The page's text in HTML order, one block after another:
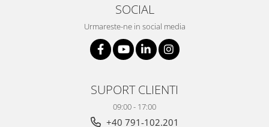
SOCIAL
Urmareste-ne in social media
SUPORT CLIENTI
09:00 - 17:00
+40 791-102.201